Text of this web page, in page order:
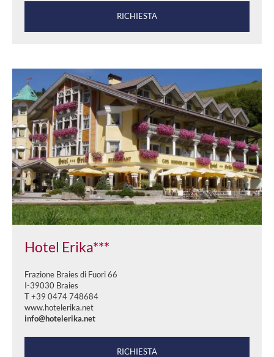
RICHIESTA
Hotel Erika***
Frazione Braies di Fuori 66
I-39030 Braies
T +39 0474 748684
www.hotelerika.net
info@hotelerika.net
RICHIESTA